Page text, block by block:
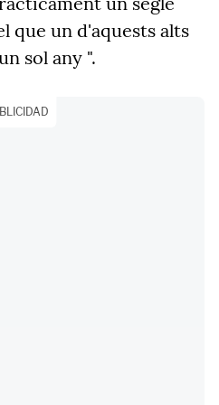
que un d'aquests alts
sol any ".